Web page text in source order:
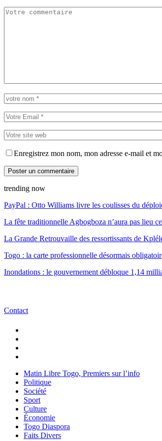
Enregistrez mon nom, mon adresse e-mail et
trending now
PayPal : Otto Williams livre les coulisses du
La fête traditionnelle Agbogboza n’aura pas lieu
La Grande Retrouvaille des ressortissants de
Togo : la carte professionnelle désormais
Inondations : le gouvernement débloque 1,14
Contact
Matin Libre Togo, Premiers sur l’info
Politique
Société
Sport
Culture
Économie
Togo Diaspora
Faits Divers